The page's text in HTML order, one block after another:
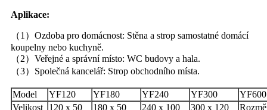
Aplikace:
（1）Ozdoba pro domácnost: Stěna a strop samostatné domácí
koupelny nebo kuchyně.
（2）Veřejné a správní místo: WC budovy a hala.
（3）Společná kancelář: Strop obchodního místa.
Model YF120 YF180 YF240 YF300
YF600
Velikost
120 x 50
180 x 50
240 x 100
300 x 120